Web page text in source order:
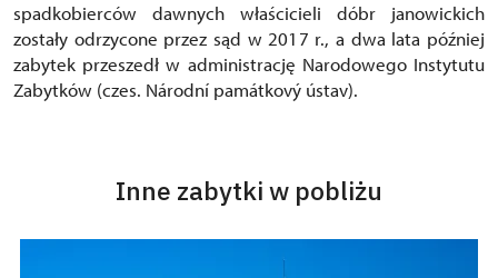
spadkobierców dawnych właścicieli dóbr janowickich
zostały odrzycone przez sąd w 2017 r., a dwa lata później
zabytek przeszedł w administrację Narodowego Instytutu
Zabytków (czes. Národní památkový ústav).
Inne zabytki w pobliżu